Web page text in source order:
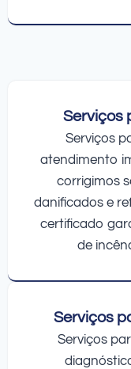
Serviços
Serviços
atendimento
corrigimos
danificados e
certificado
de
Serviços
Serviços